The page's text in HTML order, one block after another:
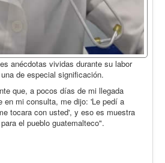
anécdotas vividas durante su labor
de especial significación.
que, a pocos días de mi llegada
en mi consulta, me dijo: 'Le pedí a
tocara con usted', y eso es muestra
el pueblo guatemalteco".